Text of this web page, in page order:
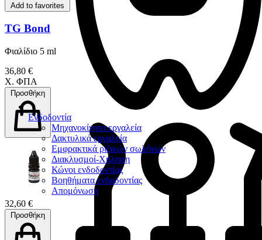
Ενδοδοντία
Μηχανοκίνητα εργαλεία
Δακτυλικά εργαλεία
Εμφρακτικά ριζικών σωλήνων
Διακλυσμοί-Χήληση
Κώνοι ενδοδοντίας
Βοηθήματα ενδοδοντίας
Απομόνωση
Add to favorites
TG Bond
Φιαλίδιο 5 ml
36,80 €
Χ. ΦΠΑ
Προσθήκη
32,60 €
Προσθήκη